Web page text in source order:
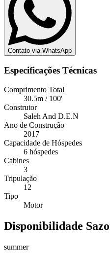
Contato via WhatsApp
Especificações Técnicas
Comprimento Total
30.5m / 100'
Construtor
Saleh And D.E.N
Ano de Construção
2017
Capacidade de Hóspedes
6 hóspedes
Cabines
3
Tripulação
12
Tipo
Motor
Disponibilidade
summer